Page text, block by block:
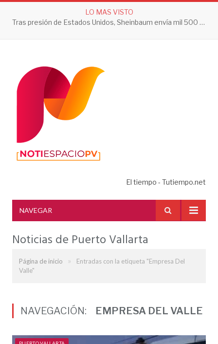
LO MAS VISTO
Tras presión de Estados Unidos, Sheinbaum envía mil 500 soldados a Michoacán
El tiempo - Tutiempo.net
NAVEGAR
Noticias de Puerto Vallarta
Página de inicio »
Entradas con la etiqueta "Empresa Del
Valle"
NAVEGACIÓN: EMPRESA DEL VALLE